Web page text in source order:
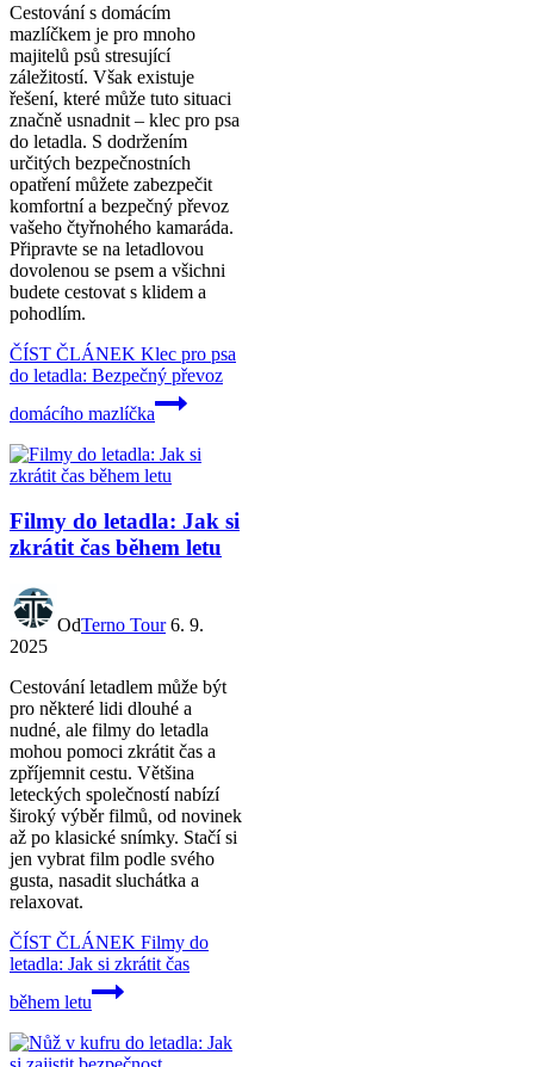
Cestování s domácím
mazlíčkem je pro mnoho
majitelů psů stresující
záležitostí. Však existuje
řešení, které může tuto situaci
značně usnadnit – klec pro psa
do letadla. S dodržením
určitých bezpečnostních
opatření můžete zabezpečit
komfortní a bezpečný převoz
vašeho čtyřnohého kamaráda.
Připravte se na letadlovou
dovolenou se psem a všichni
budete cestovat s klidem a
pohodlím.
ČÍST ČLÁNEK Klec pro psa
do letadla: Bezpečný převoz
domácího mazlíčka
Filmy do letadla: Jak si
zkrátit čas během letu
OdTerno Tour 6. 9.
2025
Cestování letadlem může být
pro některé lidi dlouhé a
nudné, ale filmy do letadla
mohou pomoci zkrátit čas a
zpříjemnit cestu. Většina
leteckých společností nabízí
široký výběr filmů, od novinek
až po klasické snímky. Stačí si
jen vybrat film podle svého
gusta, nasadit sluchátka a
relaxovat.
ČÍST ČLÁNEK Filmy do
letadla: Jak si zkrátit čas
během letu